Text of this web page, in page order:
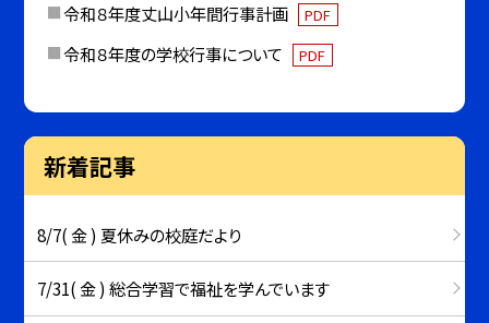
令和８年度丈山小年間行事計画 PDF
令和８年度の学校行事について PDF
新着記事
8/7( 金 ) 夏休みの校庭だより
7/31( 金 ) 総合学習で福祉を学んでいます